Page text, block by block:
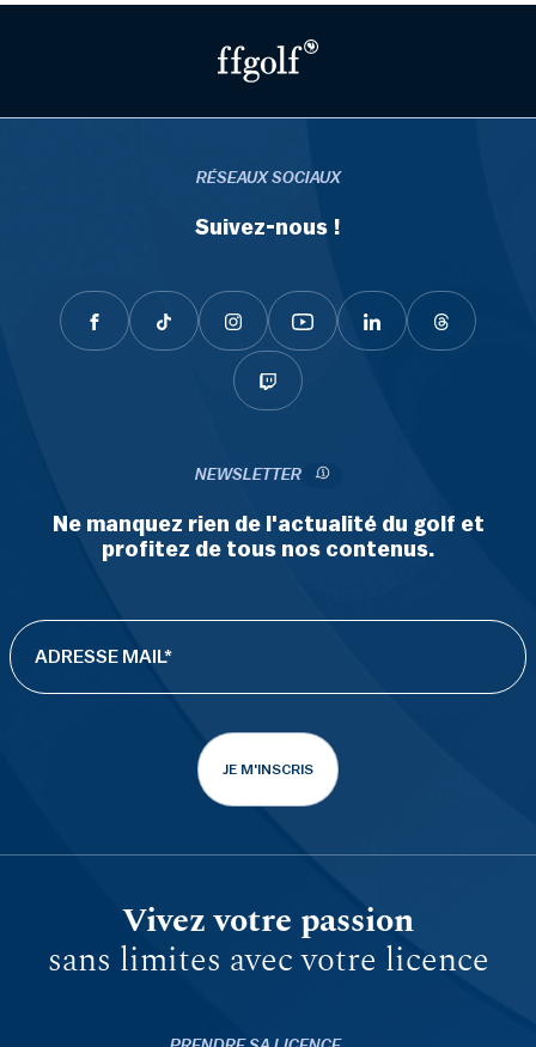
RÉSEAUX SOCIAUX
Suivez-nous !
NEWSLETTER
Ne manquez rien de l'actualité du golf et
profitez de tous nos contenus.
JE M'INSCRIS
Vivez votre passion
sans limites avec votre licence